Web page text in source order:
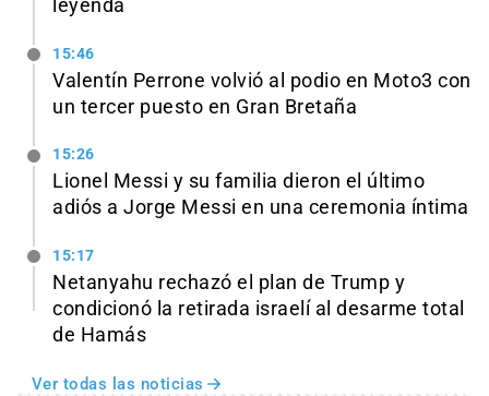
leyenda
15:46
Valentín Perrone volvió al podio en Moto3 con
un tercer puesto en Gran Bretaña
15:26
Lionel Messi y su familia dieron el último
adiós a Jorge Messi en una ceremonia íntima
15:17
Netanyahu rechazó el plan de Trump y
condicionó la retirada israelí al desarme total
de Hamás
Ver todas las noticias